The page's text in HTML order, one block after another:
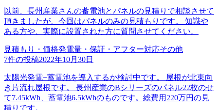
以前、長州産業さんの蓄電池とパネルの見積りで相談させて
頂きましたが、今回はパネルのみの見積もりです。 知識や
ある方や、実際に設置された方に質問させてください。
見積もり・価格発電量・保証・アフター対応その他
7件の投稿2022年10月30日
太陽光発電+蓄電池を導入するか検討中です。 屋根が北東向
き片流れ屋根です。 長州産業のBシリーズのパネル22枚のせ
て7.45kWh、蓄電池6.5kWhのものです。総費用220万円の見
積りです。